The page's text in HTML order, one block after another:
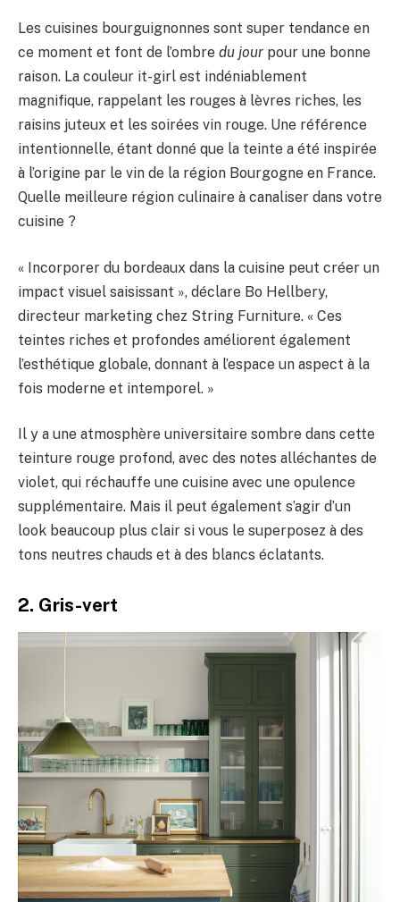
Les cuisines bourguignonnes sont super tendance en
ce moment et font de l’ombre du jour pour une bonne
raison. La couleur it-girl est indéniablement
magnifique, rappelant les rouges à lèvres riches, les
raisins juteux et les soirées vin rouge. Une référence
intentionnelle, étant donné que la teinte a été inspirée
à l’origine par le vin de la région Bourgogne en France.
Quelle meilleure région culinaire à canaliser dans votre
cuisine ?
« Incorporer du bordeaux dans la cuisine peut créer un
impact visuel saisissant », déclare Bo Hellbery,
directeur marketing chez String Furniture. « Ces
teintes riches et profondes améliorent également
l’esthétique globale, donnant à l’espace un aspect à la
fois moderne et intemporel. »
Il y a une atmosphère universitaire sombre dans cette
teinture rouge profond, avec des notes alléchantes de
violet, qui réchauffe une cuisine avec une opulence
supplémentaire. Mais il peut également s’agir d’un
look beaucoup plus clair si vous le superposez à des
tons neutres chauds et à des blancs éclatants.
2. Gris-vert